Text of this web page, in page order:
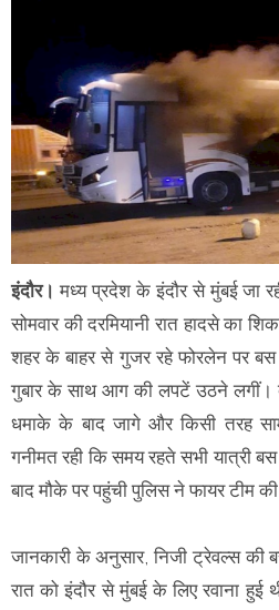
इंदौर। मध्य प्रदेश के इंदौर से मुंबई जा
सोमवार की दरमियानी रात हादसे का
शहर के बाहर से गुजर रहे फोरलेन पर
गुबार के साथ आग की लपटें उठने लगीं।
धमाके के बाद जागे और किसी तरह
गनीमत रही कि समय रहते सभी
बाद मौके पर पहुंची पुलिस ने फायर टीम
जानकारी के अनुसार, निजी ट्रेवल्स की
रात को इंदौर से मुंबई के लिए रवाना हुई